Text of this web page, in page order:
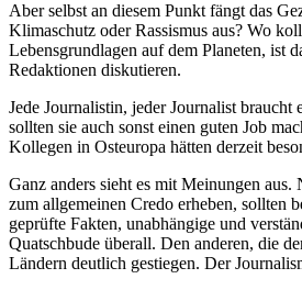
Aber selbst an diesem Punkt fängt das
Klimaschutz oder Rassismus aus? Wo
Lebensgrundlagen auf dem Planeten, ist
Redaktionen diskutieren.
Jede Journalistin, jeder Journalist
sollten sie auch sonst einen guten Job
Kollegen in Osteuropa hätten derzeit
Ganz anders sieht es mit Meinungen
zum allgemeinen Credo erheben, sollten
geprüfte Fakten, unabhängige und
Quatschbude überall. Den anderen, die
Ländern deutlich gestiegen. Der